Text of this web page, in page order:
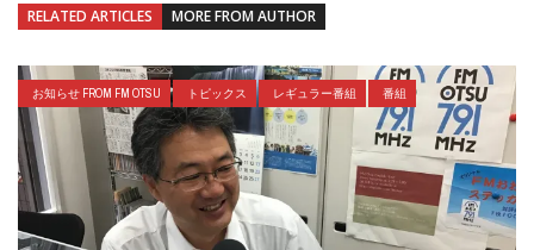
RELATED ARTICLES MORE FROM AUTHOR
お知らせ FROM FM OTSU トピックス レギュラー番組 番組